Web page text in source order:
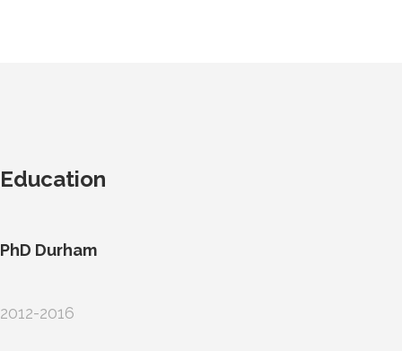
Education
PhD Durham
2012-2016